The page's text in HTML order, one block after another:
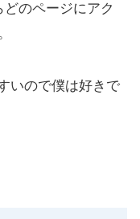
のページにアク
いので僕は好きで